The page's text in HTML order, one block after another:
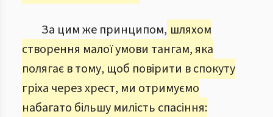
За цим же принципом, шляхом
створення малої умови тангам, яка
полягає в тому, щоб повірити в спокуту
гріха через хрест, ми отримуємо
набагато більшу милість спасіння: